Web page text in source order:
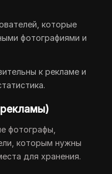
которые
фотографиями и
к рекламе и
рекламы)
фотографы,
которым нужны
для хранения.